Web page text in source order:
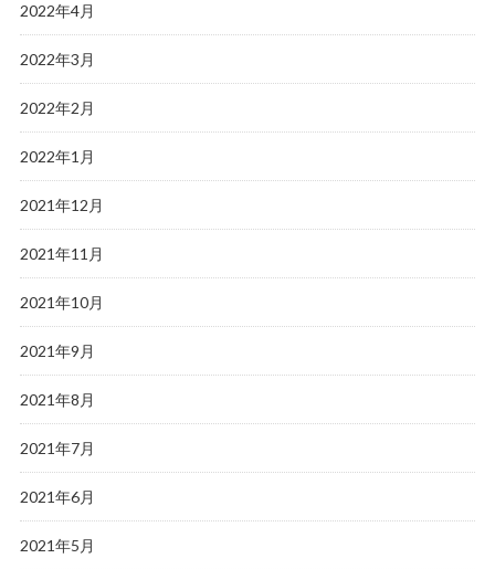
2022年4月
2022年3月
2022年2月
2022年1月
2021年12月
2021年11月
2021年10月
2021年9月
2021年8月
2021年7月
2021年6月
2021年5月